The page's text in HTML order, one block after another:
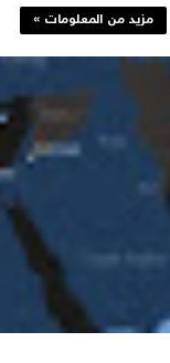
مزيد من المعلومات »